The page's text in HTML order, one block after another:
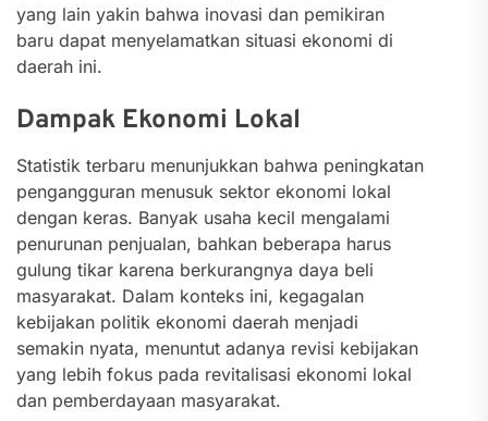
yang lain yakin bahwa inovasi dan pemikiran
baru dapat menyelamatkan situasi ekonomi di
daerah ini.
Dampak Ekonomi Lokal
Statistik terbaru menunjukkan bahwa peningkatan
pengangguran menusuk sektor ekonomi lokal
dengan keras. Banyak usaha kecil mengalami
penurunan penjualan, bahkan beberapa harus
gulung tikar karena berkurangnya daya beli
masyarakat. Dalam konteks ini, kegagalan
kebijakan politik ekonomi daerah menjadi
semakin nyata, menuntut adanya revisi kebijakan
yang lebih fokus pada revitalisasi ekonomi lokal
dan pemberdayaan masyarakat.